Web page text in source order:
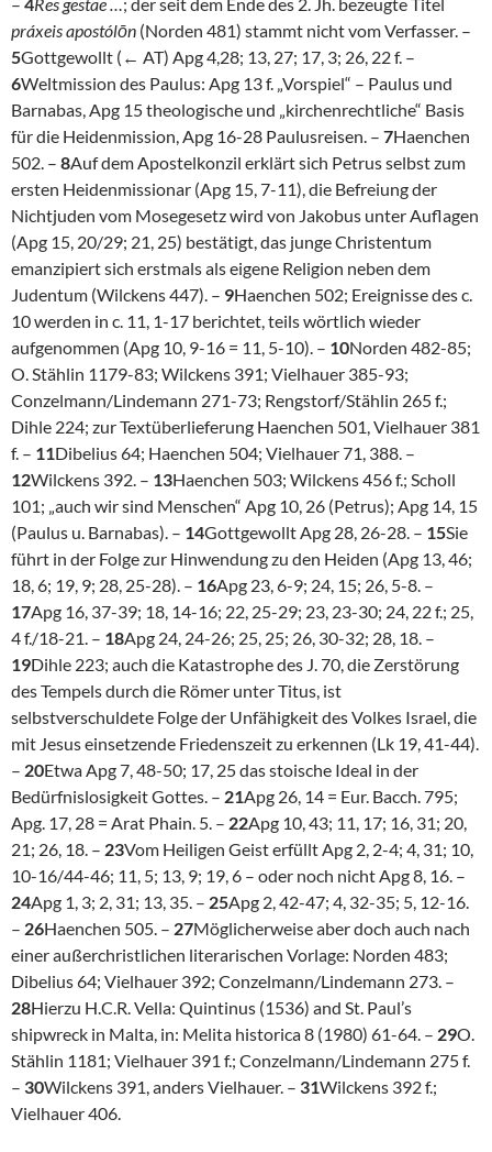
práxeis apostólōn (Norden 481) stammt nicht vom Verfasser. –
5Gottgewollt (← AT) Apg 4,28; 13, 27; 17, 3; 26, 22 f. –
6Weltmission des Paulus: Apg 13 f. „Vorspiel“ – Paulus und
Barnabas, Apg 15 theologische und „kirchenrechtliche“ Basis
für die Heidenmission, Apg 16-28 Paulusreisen. – 7Haenchen
502. – 8Auf dem Apostelkonzil erklärt sich Petrus selbst zum
ersten Heidenmissionar (Apg 15, 7-11), die Befreiung der
Nichtjuden vom Mosegesetz wird von Jakobus unter Auflagen
(Apg 15, 20/29; 21, 25) bestätigt, das junge Christentum
emanzipiert sich erstmals als eigene Religion neben dem
Judentum (Wilckens 447). – 9Haenchen 502; Ereignisse des c.
10 werden in c. 11, 1-17 berichtet, teils wörtlich wieder
aufgenommen (Apg 10, 9-16 = 11, 5-10). – 10Norden 482-85;
O. Stählin 1179-83; Wilckens 391; Vielhauer 385-93;
Conzelmann/Lindemann 271-73; Rengstorf/Stählin 265 f.;
Dihle 224; zur Textüberlieferung Haenchen 501, Vielhauer 381
f. – 11Dibelius 64; Haenchen 504; Vielhauer 71, 388. –
12Wilckens 392. – 13Haenchen 503; Wilckens 456 f.; Scholl
101; „auch wir sind Menschen“ Apg 10, 26 (Petrus); Apg 14, 15
(Paulus u. Barnabas). – 14Gottgewollt Apg 28, 26-28. – 15Sie
führt in der Folge zur Hinwendung zu den Heiden (Apg 13, 46;
18, 6; 19, 9; 28, 25-28). – 16Apg 23, 6-9; 24, 15; 26, 5-8. –
17Apg 16, 37-39; 18, 14-16; 22, 25-29; 23, 23-30; 24, 22 f.; 25,
4 f./18-21. – 18Apg 24, 24-26; 25, 25; 26, 30-32; 28, 18. –
19Dihle 223; auch die Katastrophe des J. 70, die Zerstörung
des Tempels durch die Römer unter Titus, ist
selbstverschuldete Folge der Unfähigkeit des Volkes Israel, die
mit Jesus einsetzende Friedenszeit zu erkennen (Lk 19, 41-44).
– 20Etwa Apg 7, 48-50; 17, 25 das stoische Ideal in der
Bedürfnislosigkeit Gottes. – 21Apg 26, 14 = Eur. Bacch. 795;
Apg. 17, 28 = Arat Phain. 5. – 22Apg 10, 43; 11, 17; 16, 31; 20,
21; 26, 18. – 23Vom Heiligen Geist erfüllt Apg 2, 2-4; 4, 31; 10,
10-16/44-46; 11, 5; 13, 9; 19, 6 – oder noch nicht Apg 8, 16. –
24Apg 1, 3; 2, 31; 13, 35. – 25Apg 2, 42-47; 4, 32-35; 5, 12-16.
– 26Haenchen 505. – 27Möglicherweise aber doch auch nach
einer außerchristlichen literarischen Vorlage: Norden 483;
Dibelius 64; Vielhauer 392; Conzelmann/Lindemann 273. –
28Hierzu H.C.R. Vella: Quintinus (1536) and St. Paul’s
shipwreck in Malta, in: Melita historica 8 (1980) 61-64. – 29O.
Stählin 1181; Vielhauer 391 f.; Conzelmann/Lindemann 275 f.
– 30Wilckens 391, anders Vielhauer. – 31Wilckens 392 f.;
Vielhauer 406.